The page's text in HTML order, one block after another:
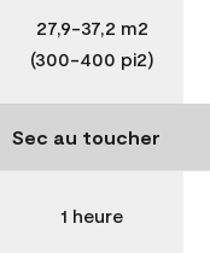
27,9-37,2 m2
(300-400 pi2)
Sec au toucher
1 heure